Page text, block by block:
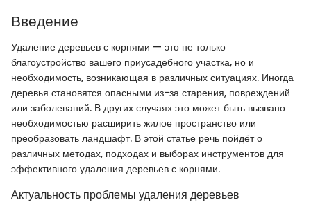
Введение
Удаление деревьев с корнями — это не только
благоустройство вашего приусадебного участка, но и
необходимость, возникающая в различных ситуациях. Иногда
деревья становятся опасными из-за старения, повреждений
или заболеваний. В других случаях это может быть вызвано
необходимостью расширить жилое пространство или
преобразовать ландшафт. В этой статье речь пойдёт о
различных методах, подходах и выборах инструментов для
эффективного удаления деревьев с корнями.
Актуальность проблемы удаления деревьев